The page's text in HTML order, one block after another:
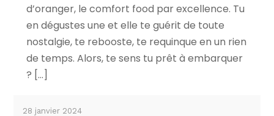
d’oranger, le comfort food par excellence. Tu
en dégustes une et elle te guérit de toute
nostalgie, te rebooste, te requinque en un rien
de temps. Alors, te sens tu prêt à embarquer
? […]
28 janvier 2024